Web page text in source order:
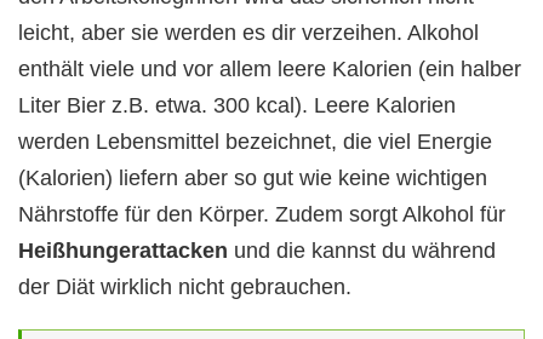
leicht, aber sie werden es dir verzeihen. Alkohol
enthält viele und vor allem leere Kalorien (ein halber
Liter Bier z.B. etwa. 300 kcal). Leere Kalorien
werden Lebensmittel bezeichnet, die viel Energie
(Kalorien) liefern aber so gut wie keine wichtigen
Nährstoffe für den Körper. Zudem sorgt Alkohol für
Heißhungerattacken und die kannst du während
der Diät wirklich nicht gebrauchen.